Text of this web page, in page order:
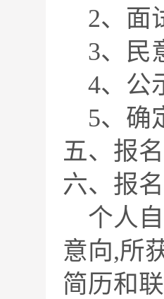
2、面
3、民
4、公
5、确
五、报
六、报
个人自
意向,所
简历和